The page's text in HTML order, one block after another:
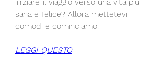
iniziare il viaggio verso una vita più
sana e felice? Allora mettetevi
comodi e cominciamo!
LEGGI QUESTO